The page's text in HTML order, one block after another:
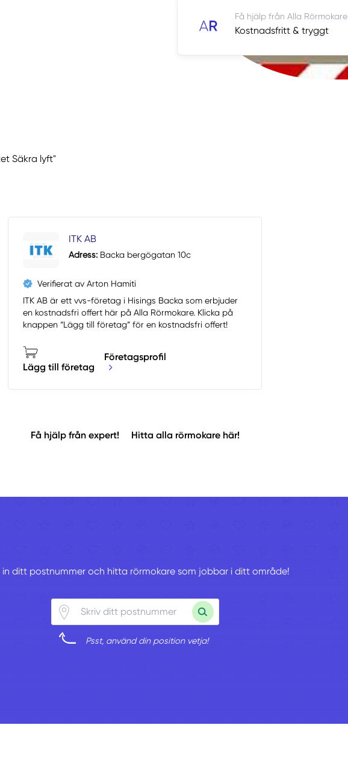
Få hjälp från Alla Rörmokare
Kostnadsfritt & tryggt
Säkra lyft"
ITK AB
Adress: Backa bergögatan 10c
Verifierat av Arton Hamiti
ITK AB är ett vvs-företag i Hisings Backa som erbjuder
en kostnadsfri offert här på Alla Rörmokare. Klicka på
knappen “Lägg till företag” för en kostnadsfri offert!
Lägg till företag
Företagsprofil
Få hjälp från expert! Hitta alla rörmokare här!
in ditt postnummer och hitta rörmokare som jobbar i ditt område!
Psst, använd din position vetja!